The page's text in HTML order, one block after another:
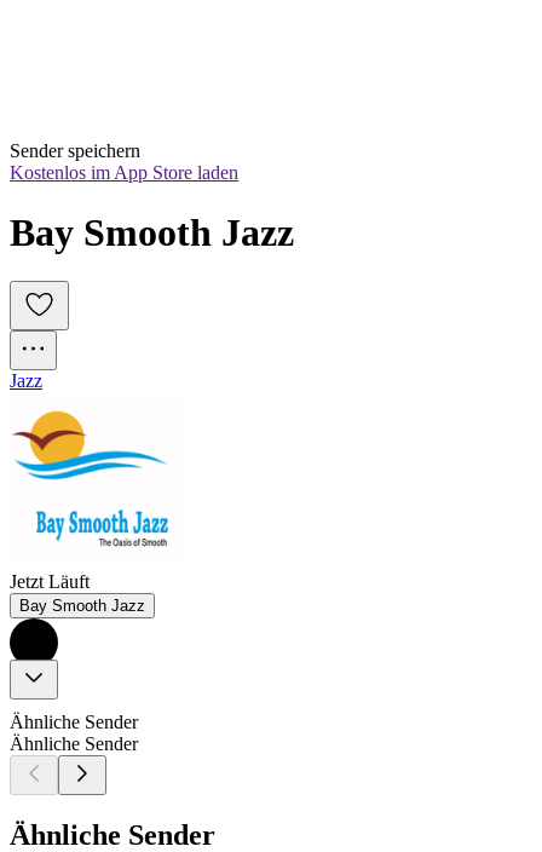
Sender speichern
Kostenlos im App Store laden
Bay Smooth Jazz
Jazz
Jetzt Läuft
Bay Smooth Jazz
Ähnliche Sender
Ähnliche Sender
Ähnliche Sender